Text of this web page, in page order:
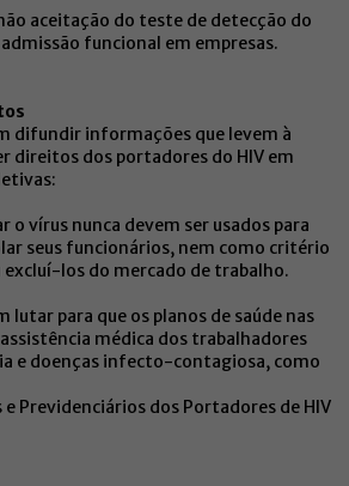
aceitação do teste de detecção do
funcional em empresas.
difundir informações que levem à
direitos dos portadores do HIV em
o vírus nunca devem ser usados para
seus funcionários, nem como critério
los do mercado de trabalho.
lutar para que os planos de saúde nas
médica dos trabalhadores
e doenças infecto-contagiosa, como
Previdenciários dos Portadores de HIV